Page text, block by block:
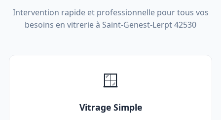
Intervention rapide et professionnelle pour tous vos
besoins en vitrerie à Saint-Genest-Lerpt 42530
🪟
Vitrage Simple